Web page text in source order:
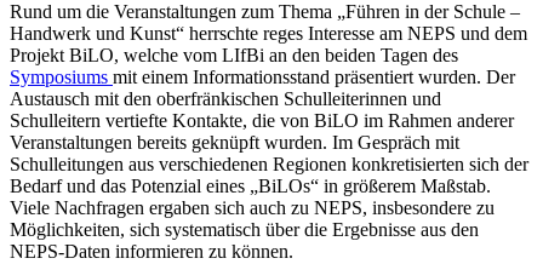
Rund um die Veranstaltungen zum Thema „Führen in der Schule –
Handwerk und Kunst“ herrschte reges Interesse am NEPS und dem
Projekt BiLO, welche vom LIfBi an den beiden Tagen des
Symposiums mit einem Informationsstand präsentiert wurden. Der
Austausch mit den oberfränkischen Schulleiterinnen und
Schulleitern vertiefte Kontakte, die von BiLO im Rahmen anderer
Veranstaltungen bereits geknüpft wurden. Im Gespräch mit
Schulleitungen aus verschiedenen Regionen konkretisierten sich der
Bedarf und das Potenzial eines „BiLOs“ in größerem Maßstab.
Viele Nachfragen ergaben sich auch zu NEPS, insbesondere zu
Möglichkeiten, sich systematisch über die Ergebnisse aus den
NEPS-Daten informieren zu können.